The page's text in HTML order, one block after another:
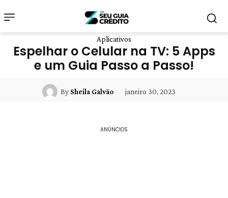
Aplicativos
Espelhar o Celular na TV: 5 Apps
e um Guia Passo a Passo!
By Sheila Galvão janeiro 30, 2023
ANÚNCIOS